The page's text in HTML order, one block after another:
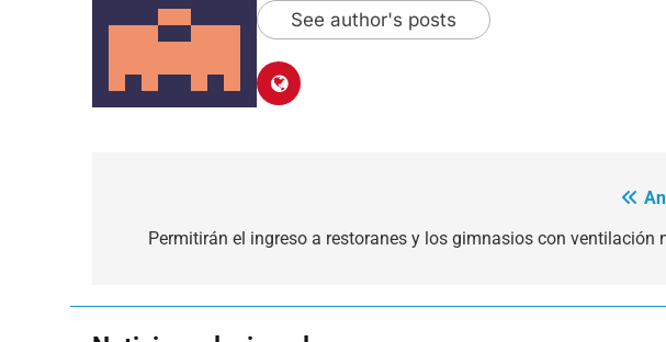
See author's posts
Permitirán el ingreso a restoranes y los gimnasios con ventilación